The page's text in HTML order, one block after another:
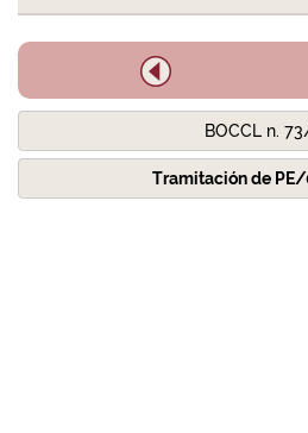
BOCCL n.
Tramitación de